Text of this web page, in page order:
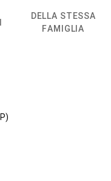
DELLA STESSA
FAMIGLIA